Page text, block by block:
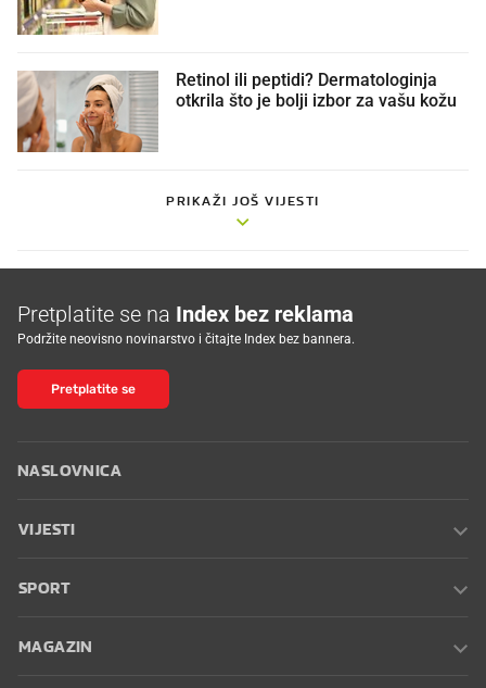
Retinol ili peptidi? Dermatologinja
otkrila što je bolji izbor za vašu kožu
PRIKAŽI JOŠ VIJESTI
Pretplatite se na Index bez reklama
Podržite neovisno novinarstvo i čitajte Index bez bannera.
Pretplatite se
NASLOVNICA
VIJESTI
SPORT
MAGAZIN